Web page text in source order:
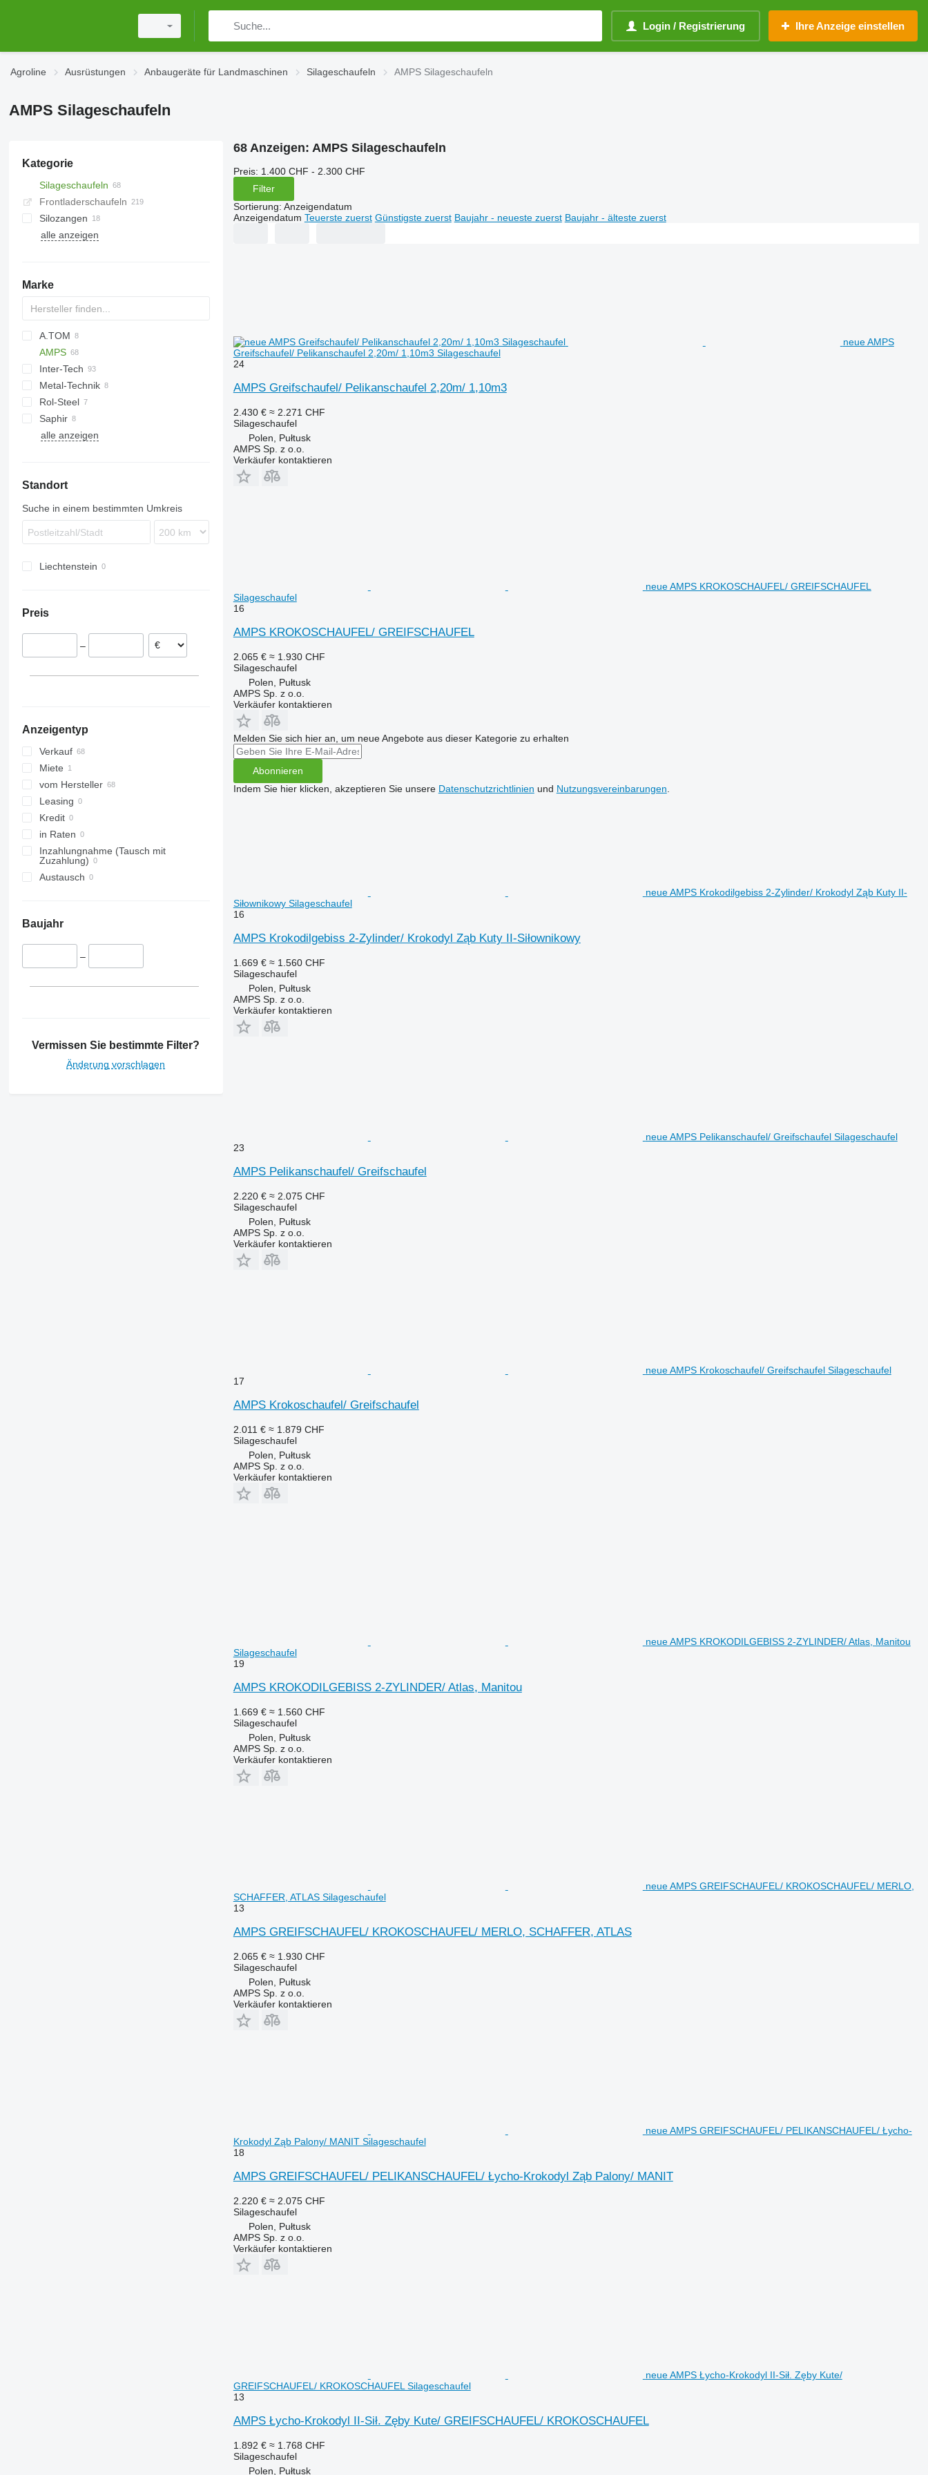
Login / Registrierung Ihre Anzeige einstellen
Agroline Ausrüstungen Anbaugeräte für Landmaschinen Silageschaufeln AMPS Silageschaufeln
AMPS Silageschaufeln
Kategorie
Silageschaufeln
Frontladerschaufeln
Silozangen
alle anzeigen
Marke
A.TOM
AMPS
AZ
CK
Scorpion
Inter-Tech
437
Metal-Technik
Rol-Steel
Saphir
L-series
alle anzeigen
Standort
Suche in einem bestimmten Umkreis
Liechtenstein
Preis
–
Anzeigentyp
Verkauf
Miete
vom Hersteller
Leasing
Kredit
in Raten
Inzahlungnahme (Tausch mit
Zuzahlung)
Austausch
Baujahr
–
Vermissen Sie bestimmte Filter?
Änderung vorschlagen
68 Anzeigen: AMPS Silageschaufeln
Preis: 1.400 CHF - 2.300 CHF
Filter
Sortierung: Anzeigendatum
Anzeigendatum Teuerste zuerst Günstigste zuerst Baujahr - neueste zuerst Baujahr - älteste zuerst
neue AMPS
Greifschaufel/ Pelikanschaufel 2,20m/ 1,10m3 Silageschaufel
24
AMPS Greifschaufel/ Pelikanschaufel 2,20m/ 1,10m3
2.430 € ≈ 2.271 CHF
Silageschaufel
Polen, Pułtusk
AMPS Sp. z o.o.
Verkäufer kontaktieren
neue AMPS KROKOSCHAUFEL/ GREIFSCHAUFEL
Silageschaufel
16
AMPS KROKOSCHAUFEL/ GREIFSCHAUFEL
2.065 € ≈ 1.930 CHF
Silageschaufel
Polen, Pułtusk
AMPS Sp. z o.o.
Verkäufer kontaktieren
Melden Sie sich hier an, um neue Angebote aus dieser Kategorie zu erhalten
Abonnieren
Indem Sie hier klicken, akzeptieren Sie unsere Datenschutzrichtlinien und Nutzungsvereinbarungen
neue AMPS Krokodilgebiss 2-Zylinder/ Krokodyl Ząb Kuty II-
Siłownikowy Silageschaufel
16
AMPS Krokodilgebiss 2-Zylinder/ Krokodyl Ząb Kuty II-Siłownikowy
1.669 € ≈ 1.560 CHF
Silageschaufel
Polen, Pułtusk
AMPS Sp. z o.o.
Verkäufer kontaktieren
neue AMPS Pelikanschaufel/ Greifschaufel Silageschaufel
23
AMPS Pelikanschaufel/ Greifschaufel
2.220 € ≈ 2.075 CHF
Silageschaufel
Polen, Pułtusk
AMPS Sp. z o.o.
Verkäufer kontaktieren
neue AMPS Krokoschaufel/ Greifschaufel Silageschaufel
17
AMPS Krokoschaufel/ Greifschaufel
2.011 € ≈ 1.879 CHF
Silageschaufel
Polen, Pułtusk
AMPS Sp. z o.o.
Verkäufer kontaktieren
neue AMPS KROKODILGEBISS 2-ZYLINDER/ Atlas, Manitou
Silageschaufel
19
AMPS KROKODILGEBISS 2-ZYLINDER/ Atlas, Manitou
1.669 € ≈ 1.560 CHF
Silageschaufel
Polen, Pułtusk
AMPS Sp. z o.o.
Verkäufer kontaktieren
neue AMPS GREIFSCHAUFEL/ KROKOSCHAUFEL/ MERLO,
SCHAFFER, ATLAS Silageschaufel
13
AMPS GREIFSCHAUFEL/ KROKOSCHAUFEL/ MERLO, SCHAFFER, ATLAS
2.065 € ≈ 1.930 CHF
Silageschaufel
Polen, Pułtusk
AMPS Sp. z o.o.
Verkäufer kontaktieren
neue AMPS GREIFSCHAUFEL/ PELIKANSCHAUFEL/ Łycho-
Krokodyl Ząb Palony/ MANIT Silageschaufel
18
AMPS GREIFSCHAUFEL/ PELIKANSCHAUFEL/ Łycho-Krokodyl Ząb Palony/ MANIT
2.220 € ≈ 2.075 CHF
Silageschaufel
Polen, Pułtusk
AMPS Sp. z o.o.
Verkäufer kontaktieren
neue AMPS Łycho-Krokodyl II-Sił. Zęby Kute/
GREIFSCHAUFEL/ KROKOSCHAUFEL Silageschaufel
13
AMPS Łycho-Krokodyl II-Sił. Zęby Kute/ GREIFSCHAUFEL/ KROKOSCHAUFEL
1.892 € ≈ 1.768 CHF
Silageschaufel
Polen, Pułtusk